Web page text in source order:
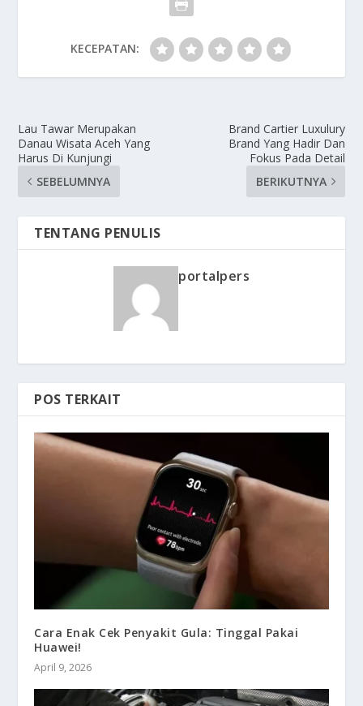
KECEPATAN:
Lau Tawar Merupakan
Danau Wisata Aceh Yang
Harus Di Kunjungi
SEBELUMNYA
Brand Cartier Luxulury
Brand Yang Hadir Dan
Fokus Pada Detail
BERIKUTNYA
TENTANG PENULIS
portalpers
POS TERKAIT
Cara Enak Cek Penyakit Gula: Tinggal Pakai
Huawei!
April 9, 2026